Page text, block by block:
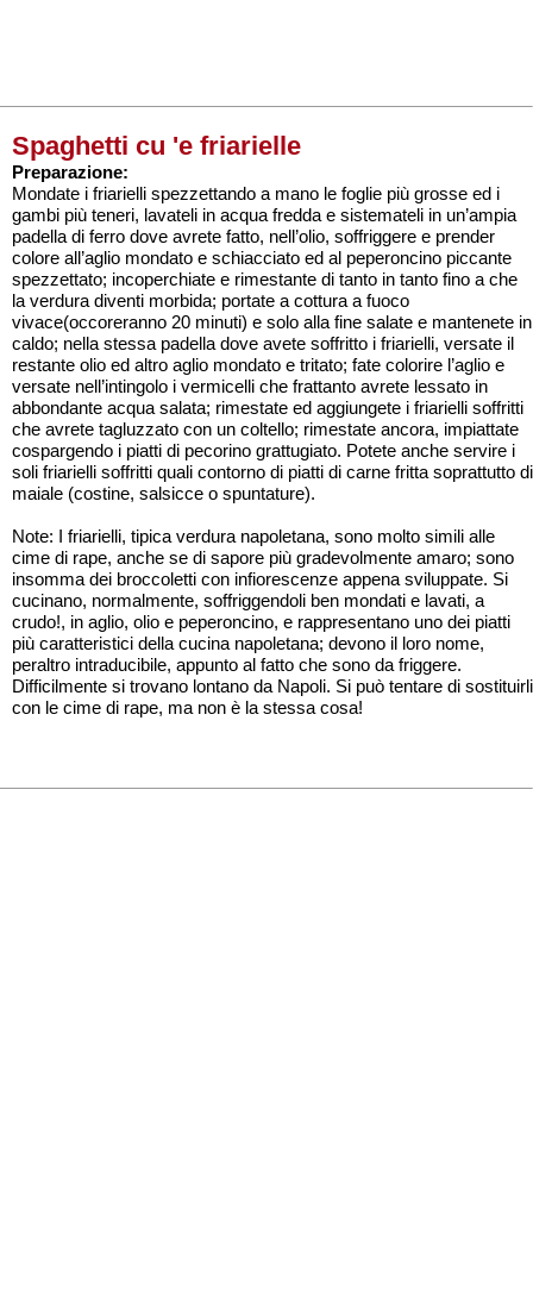
Spaghetti cu 'e friarielle
Preparazione:
Mondate i friarielli spezzettando a mano le foglie più grosse ed i
gambi più teneri, lavateli in acqua fredda e sistemateli in un’ampia
padella di ferro dove avrete fatto, nell’olio, soffriggere e prender
colore all’aglio mondato e schiacciato ed al peperoncino piccante
spezzettato; incoperchiate e rimestante di tanto in tanto fino a che
la verdura diventi morbida; portate a cottura a fuoco
vivace(occoreranno 20 minuti) e solo alla fine salate e mantenete in
caldo; nella stessa padella dove avete soffritto i friarielli, versate il
restante olio ed altro aglio mondato e tritato; fate colorire l’aglio e
versate nell’intingolo i vermicelli che frattanto avrete lessato in
abbondante acqua salata; rimestate ed aggiungete i friarielli soffritti
che avrete tagluzzato con un coltello; rimestate ancora, impiattate
cospargendo i piatti di pecorino grattugiato. Potete anche servire i
soli friarielli soffritti quali contorno di piatti di carne fritta soprattutto di
maiale (costine, salsicce o spuntature).
Note: I friarielli, tipica verdura napoletana, sono molto simili alle
cime di rape, anche se di sapore più gradevolmente amaro; sono
insomma dei broccoletti con infiorescenze appena sviluppate. Si
cucinano, normalmente, soffriggendoli ben mondati e lavati, a
crudo!, in aglio, olio e peperoncino, e rappresentano uno dei piatti
più caratteristici della cucina napoletana; devono il loro nome,
peraltro intraducibile, appunto al fatto che sono da friggere.
Difficilmente si trovano lontano da Napoli. Si può tentare di sostituirli
con le cime di rape, ma non è la stessa cosa!